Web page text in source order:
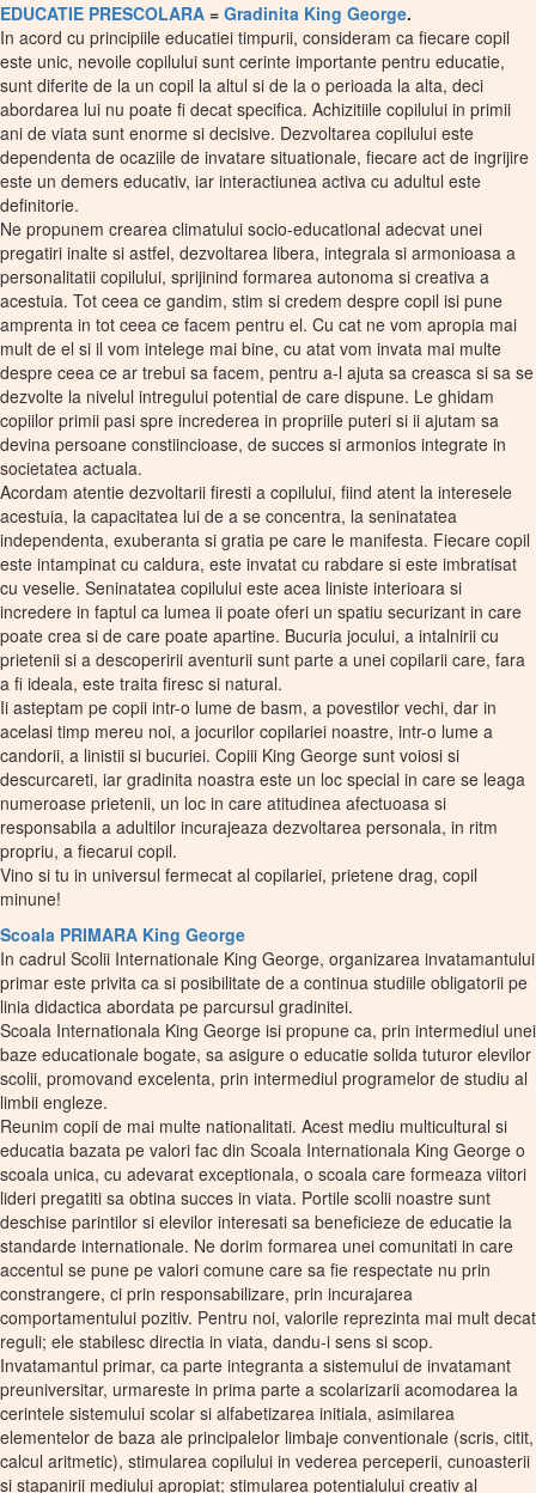
EDUCATIE PRESCOLARA = Gradinita King George.
In acord cu principiile educatiei timpurii, consideram ca fiecare copil
este unic, nevoile copilului sunt cerinte importante pentru educatie,
sunt diferite de la un copil la altul si de la o perioada la alta, deci
abordarea lui nu poate fi decat specifica. Achizitiile copilului in primii
ani de viata sunt enorme si decisive. Dezvoltarea copilului este
dependenta de ocaziile de invatare situationale, fiecare act de ingrijire
este un demers educativ, iar interactiunea activa cu adultul este
definitorie.
Ne propunem crearea climatului socio-educational adecvat unei
pregatiri inalte si astfel, dezvoltarea libera, integrala si armonioasa a
personalitatii copilului, sprijinind formarea autonoma si creativa a
acestuia. Tot ceea ce gandim, stim si credem despre copil isi pune
amprenta in tot ceea ce facem pentru el. Cu cat ne vom apropia mai
mult de el si il vom intelege mai bine, cu atat vom invata mai multe
despre ceea ce ar trebui sa facem, pentru a-l ajuta sa creasca si sa se
dezvolte la nivelul intregului potential de care dispune. Le ghidam
copiilor primii pasi spre increderea in propriile puteri si ii ajutam sa
devina persoane constiincioase, de succes si armonios integrate in
societatea actuala.
Acordam atentie dezvoltarii firesti a copilului, fiind atent la interesele
acestuia, la capacitatea lui de a se concentra, la seninatatea
independenta, exuberanta si gratia pe care le manifesta. Fiecare copil
este intampinat cu caldura, este invatat cu rabdare si este imbratisat
cu veselie. Seninatatea copilului este acea liniste interioara si
incredere in faptul ca lumea ii poate oferi un spatiu securizant in care
poate crea si de care poate apartine. Bucuria jocului, a intalnirii cu
prietenii si a descoperirii aventurii sunt parte a unei copilarii care, fara
a fi ideala, este traita firesc si natural.
Ii asteptam pe copii intr-o lume de basm, a povestilor vechi, dar in
acelasi timp mereu noi, a jocurilor copilariei noastre, intr-o lume a
candorii, a linistii si bucuriei. Copiii King George sunt voiosi si
descurcareti, iar gradinita noastra este un loc special in care se leaga
numeroase prietenii, un loc in care atitudinea afectuoasa si
responsabila a adultilor incurajeaza dezvoltarea personala, in ritm
propriu, a fiecarui copil.
Vino si tu in universul fermecat al copilariei, prietene drag, copil
minune!
Scoala PRIMARA King George
In cadrul Scolii Internationale King George, organizarea invatamantului
primar este privita ca si posibilitate de a continua studiile obligatorii pe
linia didactica abordata pe parcursul gradinitei.
Scoala Internationala King George isi propune ca, prin intermediul unei
baze educationale bogate, sa asigure o educatie solida tuturor elevilor
scolii, promovand excelenta, prin intermediul programelor de studiu al
limbii engleze.
Reunim copii de mai multe nationalitati. Acest mediu multicultural si
educatia bazata pe valori fac din Scoala Internationala King George o
scoala unica, cu adevarat exceptionala, o scoala care formeaza viitori
lideri pregatiti sa obtina succes in viata. Portile scolii noastre sunt
deschise parintilor si elevilor interesati sa beneficieze de educatie la
standarde internationale. Ne dorim formarea unei comunitati in care
accentul se pune pe valori comune care sa fie respectate nu prin
constrangere, ci prin responsabilizare, prin incurajarea
comportamentului pozitiv. Pentru noi, valorile reprezinta mai mult decat
reguli; ele stabilesc directia in viata, dandu-i sens si scop.
Invatamantul primar, ca parte integranta a sistemului de invatamant
preuniversitar, urmareste in prima parte a scolarizarii acomodarea la
cerintele sistemului scolar si alfabetizarea initiala, asimilarea
elementelor de baza ale principalelor limbaje conventionale (scris, citit,
calcul aritmetic), stimularea copilului in vederea perceperii, cunoasterii
si stapanirii mediului apropiat; stimularea potentialului creativ al